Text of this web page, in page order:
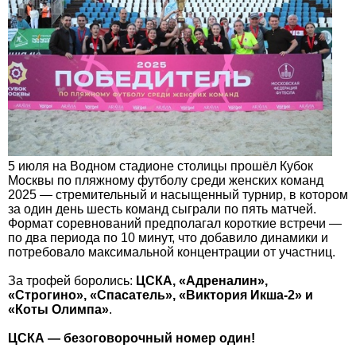
5 июля на Водном стадионе столицы прошёл Кубок
Москвы по пляжному футболу среди женских команд
2025 — стремительный и насыщенный турнир, в котором
за один день шесть команд сыграли по пять матчей.
Формат соревнований предполагал короткие встречи —
по два периода по 10 минут, что добавило динамики и
потребовало максимальной концентрации от участниц.
За трофей боролись: ЦСКА, «Адреналин»,
«Строгино», «Спасатель», «Виктория Икша-2» и
«Коты Олимпа».
ЦСКА — безоговорочный номер один!